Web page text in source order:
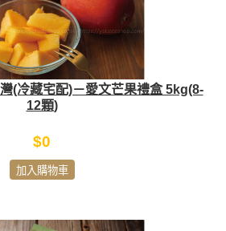
(冷藏宅配)－愛文芒果禮盒 5kg(8-
12顆)
$0
加入購物車